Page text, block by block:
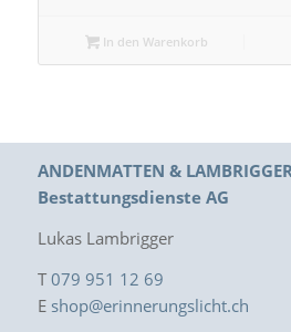
In den Warenkorb
ANDENMATTEN &
Bestattungsdienste AG
Lukas Lambrigger
T 079 951 12 69
E shop@erinnerungslicht.ch